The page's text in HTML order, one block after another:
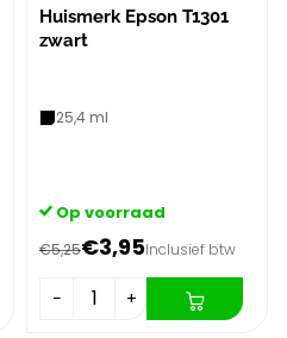
Huismerk Epson T1301
zwart
25,4 ml
Op voorraad
€5,25€3,95Inclusief btw
− +